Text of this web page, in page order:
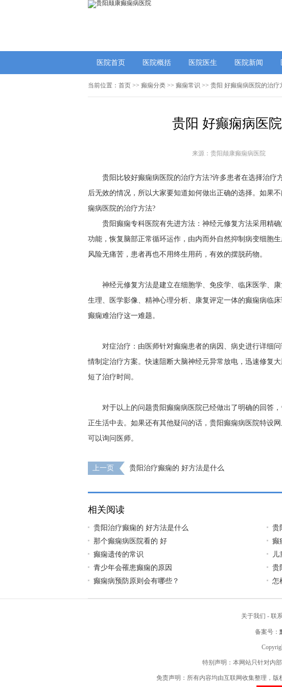
医院首页 医院概括 医院医生 医院新闻
当前位置： 首页 >> 癫痫分类 >> 癫痫常识 >> 贵阳 好癫痫病医院的治疗
贵阳 好癫痫病医
来源：贵阳颠康癫痫病医院
贵阳比较好癫痫病医院的治疗方法?许多患者在选择治疗
后无效的情况，所以大家要知道如何做出正确的选择。如果
痫病医院的治疗方法?
贵阳癫痫专科医院有先进方法：神经元修复方法采用精
功能，恢复脑部正常循环运作，由内而外自然抑制病变细胞
风险无痛苦，患者再也不用终生用药，有效的摆脱药物。
神经元修复方法是建立在细胞学、免疫学、临床医学、
生理、医学影像、精神心理分析、康复评定一体的癫痫病临
癫痫难治疗这一难题。
对症治疗：由医师针对癫痫患者的病因、病史进行详细
情制定治疗方案。快速阻断大脑神经元异常放电，迅速修复
短了治疗时间。
对于以上的问题贵阳癫痫病医院已经做出了明确的回答
正生活中去。如果还有其他疑问的话，贵阳癫痫病医院特设
可以询问医师。
上一页 贵阳治疗癫痫的 好方法是什么
相关阅读
贵阳治疗癫痫的 好方法是什么
贵
那个癫痫病医院看的 好
癫
癫痫遗传的常识
儿
青少年会罹患癫痫的原因
贵
癫痫病预防原则会有哪些？
怎
关于我们 - 联
备案号：
特别声明：本网站只针对内
免责声明：所有内容均由互联网收集整理，